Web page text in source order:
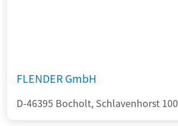
FLENDER GmbH
D-46395 Bocholt, Schlavenhorst 100